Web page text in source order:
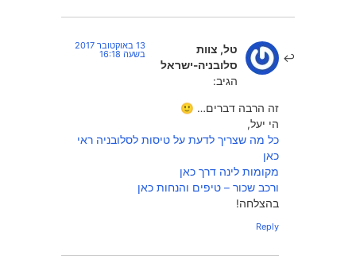
טל, צוות
סלובניה-ישראל
הגיב:
13 באוקטובר 2017
בשעה 16:18
זה הרבה דברים… 🙂
הי יעל,
כל מה שצריך לדעת על טיסות לסלובניה ראי
כאן
מקומות לינה דרך כאן
ורכב שכור – טיפים והנחות כאן
בהצלחה!
Reply